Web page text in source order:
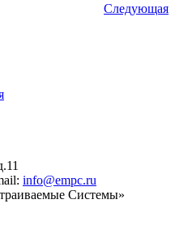
Следующая
info@empc.ru
Системы»